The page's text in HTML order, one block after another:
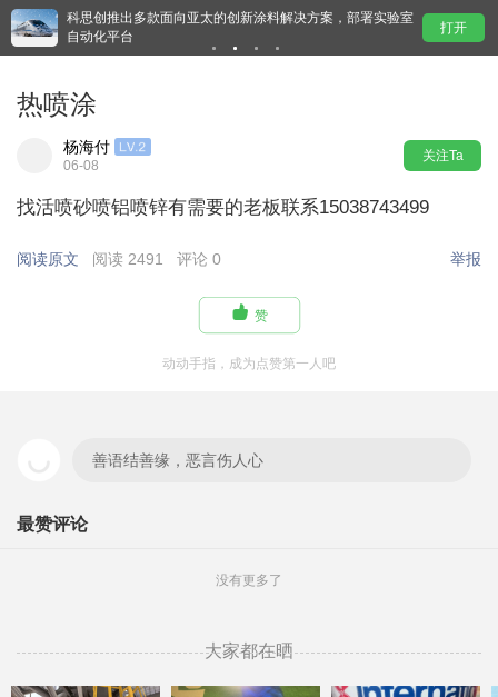
科思创推出多款面向亚太的创新涂料解决方案，部署实验室
自动化平台
多
打开
热喷涂
杨海付
06-08
关注Ta
找活喷砂喷铝喷锌有需要的老板联系15038743499
阅读原文 阅读 2491 评论 0 举报
 赞
动动手指，成为点赞第一人吧
善语结善缘，恶言伤人心
最赞评论
没有更多了
大家都在晒